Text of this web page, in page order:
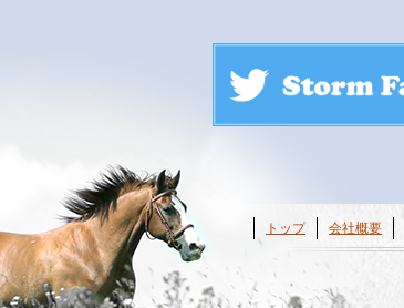
トップ 会社概要